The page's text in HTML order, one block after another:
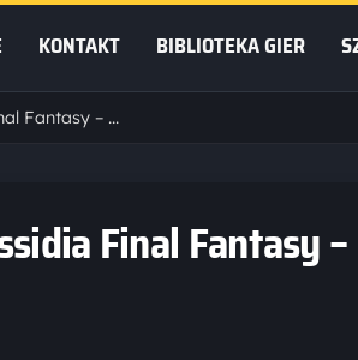
KONTAKT BIBLIOTEKA GIER
Square Enix ponownie próbuje z Dissidia Final Fantasy – zapowiedziano nową grę mobilną!
Final Fantasy –